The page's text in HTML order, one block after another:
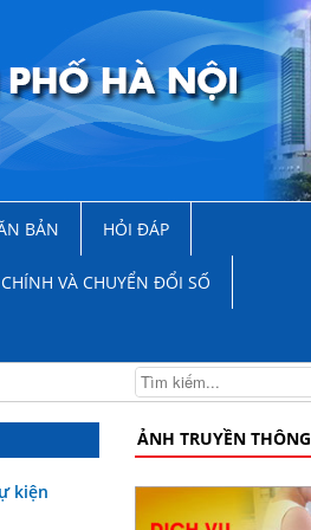
BẢN HỎI ĐÁP
VÀ CHUYỂN ĐỔI SỐ
kiện
ẢNH TRUYỀN THÔNG